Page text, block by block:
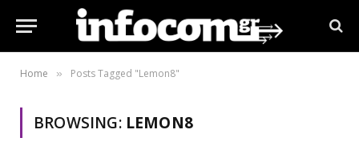
Home » Posts Tagged "Lemon8"
BROWSING: LEMON8